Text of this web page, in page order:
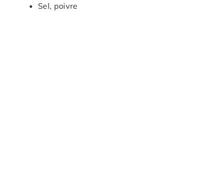
Sel, poivre